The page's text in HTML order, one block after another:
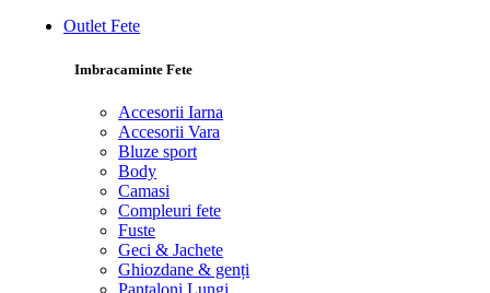
Outlet Fete
Imbracaminte Fete
Accesorii Iarna
Accesorii Vara
Bluze sport
Body
Camasi
Compleuri fete
Fuste
Geci & Jachete
Ghiozdane & genți
Pantaloni Lungi